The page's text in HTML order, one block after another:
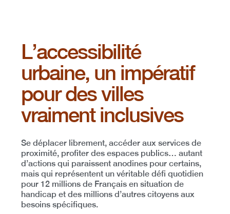
L’accessibilité
urbaine, un impératif
pour des villes
vraiment inclusives
Se déplacer librement, accéder aux services de
proximité, profiter des espaces publics… autant
d’actions qui paraissent anodines pour certains,
mais qui représentent un véritable défi quotidien
pour12 millions de Français en situation de
handicap etdes millions d’autres citoyens aux
besoins spécifiques.